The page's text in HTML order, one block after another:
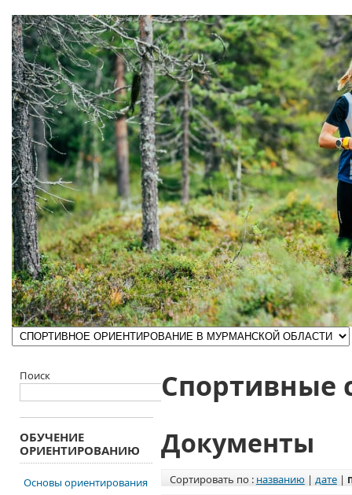
Спортивные
Документы
Сортировать по : названию| дате|
Поиск
ОБУЧЕНИЕ
ОРИЕНТИРОВАНИЮ
Основы ориентирования